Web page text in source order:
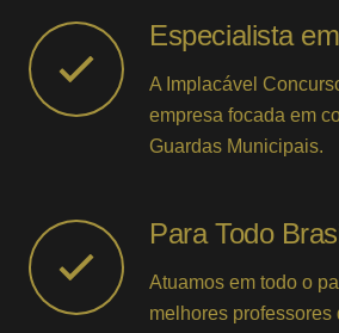
Especialista
A Implacável
empresa focada em
Guardas Municipais.
Para Todo
Atuamos em todo o
melhores professores